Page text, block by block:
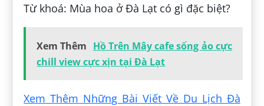
Từ khoá: Mùa hoa ở Đà Lạt có gì đặc biệt?
Xem Thêm Hồ Trên Mây cafe sống ảo cực
chill view cực xịn tại Đà Lạt
Xem Thêm Những Bài Viết Về Du Lịch Đà